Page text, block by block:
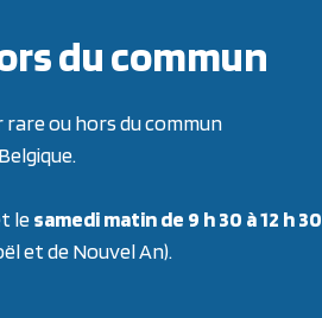
du commun
ou hors du commun
lesamedi matin de 9 h 30 à 12 h 30
et de Nouvel An).